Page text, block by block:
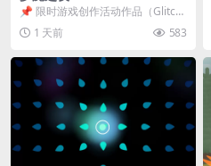
📌 限时游戏创作活动作品（Glitch
Game Jam） 📖 故事背景 怪物四...
1 天前 583